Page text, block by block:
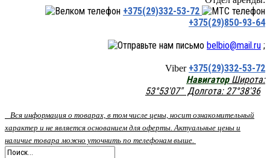
+375(29)332-53-72
+375(29)850-93-64
belbio@mail.ru ;
Viber +375(29)332-53-72
НавигаторШирота:
53°53'07" Долгота: 27°38'36
Вся информация о товарах, в том числе цены, носит ознакомительный
характер и не является основанием для оферты. Актуальные цены и
наличие товара можно уточнить по телефонам выше.